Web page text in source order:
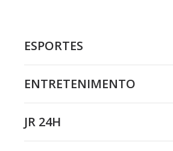
ESPORTES
ENTRETENIMENTO
JR 24H